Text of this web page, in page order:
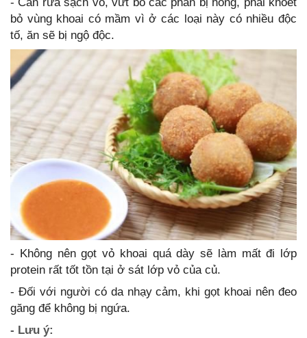
- Cần rửa sạch vỏ, vứt bỏ các phần bị hỏng, phải khoét
bỏ vùng khoai có mầm vì ở các loại này có nhiều độc
tố, ăn sẽ bị ngộ độc.
- Không nên gọt vỏ khoai quá dày sẽ làm mất đi lớp
protein rất tốt tồn tại ở sát lớp vỏ của củ.
- Đối với người có da nhạy cảm, khi gọt khoai nên đeo
găng để không bị ngứa.
- Lưu ý: